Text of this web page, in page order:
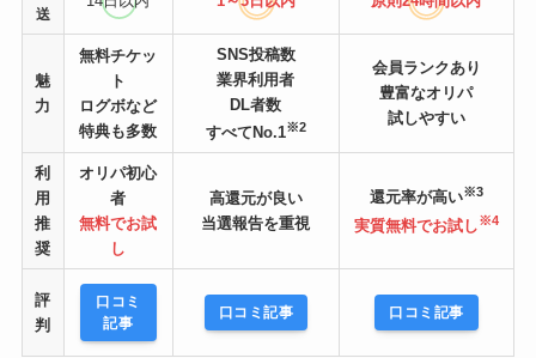
送
魅
力
無料チケッ
ト
ログボなど
特典も多数
SNS投稿数
業界利用者
DL者数
すべてNo.1※2
会員ランクあり
豊富なオリパ
試しやすい
利
用
推
奨
オリパ初心
者
無料でお試
し
高還元が良い
当選報告を重視
還元率が高い※3
実質無料でお試し※4
評
判
口コミ
記事
口コミ記事 口コミ記事